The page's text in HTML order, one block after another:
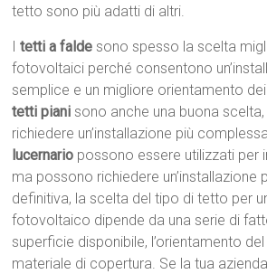
tetto sono più adatti di altri.
Itetti a falde sono spesso la scelta
fotovoltaici perché consentono
semplice e un migliore orientamento dei
tetti piani sono anche una buona
richiedere un’installazione più
lucernario possono essere utilizzati per
ma possono richiedere un’installazione
definitiva, la scelta del tipo di tetto per
fotovoltaico dipende da una serie di
superficie disponibile, l’orientamento
materiale di copertura. Se la tua